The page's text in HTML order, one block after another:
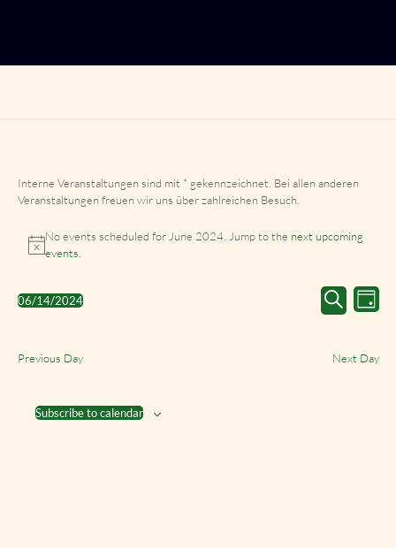
Interne Veranstaltungen sind mit * gekennzeichnet. Bei allen anderen
Veranstaltungen freuen wir uns über zahlreichen Besuch.
No events scheduled for June 2024. Jump to the next upcoming
events
Events
Search
Navigation
Search
Event
Views
Day
06/14/2024
Previous Day
Next Day
Subscribe to calendar